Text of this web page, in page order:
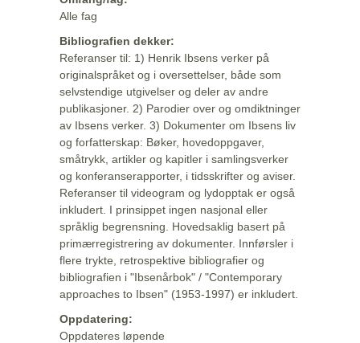
Alle fag
Bibliografien dekker:
Referanser til: 1) Henrik Ibsens verker på
originalspråket og i oversettelser, både som
selvstendige utgivelser og deler av andre
publikasjoner. 2) Parodier over og omdiktninger
av Ibsens verker. 3) Dokumenter om Ibsens liv
og forfatterskap: Bøker, hovedoppgaver,
småtrykk, artikler og kapitler i samlingsverker
og konferanserapporter, i tidsskrifter og aviser.
Referanser til videogram og lydopptak er også
inkludert. I prinsippet ingen nasjonal eller
språklig begrensning. Hovedsaklig basert på
primærregistrering av dokumenter. Innførsler i
flere trykte, retrospektive bibliografier og
bibliografien i "Ibsenårbok" / "Contemporary
approaches to Ibsen" (1953-1997) er inkludert.
Oppdatering:
Oppdateres løpende